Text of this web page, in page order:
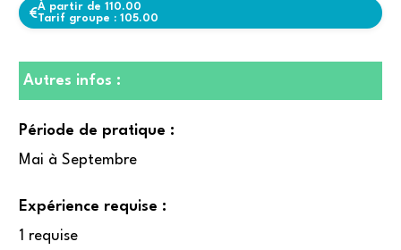
À partir de 110.00
Tarif groupe : 105.00
Autres infos :
Période de pratique :
Mai à Septembre
Expérience requise :
1 requise